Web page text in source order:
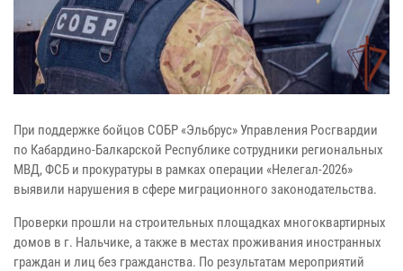
При поддержке бойцов СОБР «Эльбрус» Управления Росгвардии
по Кабардино-Балкарской Республике сотрудники региональных
МВД, ФСБ и прокуратуры в рамках операции «Нелегал-2026»
выявили нарушения в сфере миграционного законодательства.
Проверки прошли на строительных площадках многоквартирных
домов в г. Нальчике, а также в местах проживания иностранных
граждан и лиц без гражданства. По результатам мероприятий